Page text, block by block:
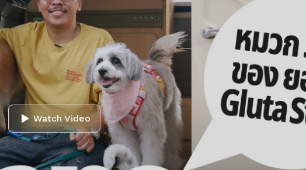
Watch Video